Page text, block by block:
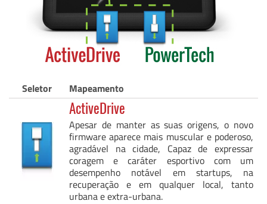
Seletor Mapeamento
ActiveDrive
Apesar de manter as suas origens, o novo
firmware aparece mais muscular e poderoso,
agradável na cidade, Capaz de expressar
coragem e caráter esportivo com um
desempenho notável em startups, na
recuperação e em qualquer local, tanto
urbana e extra-urbana.